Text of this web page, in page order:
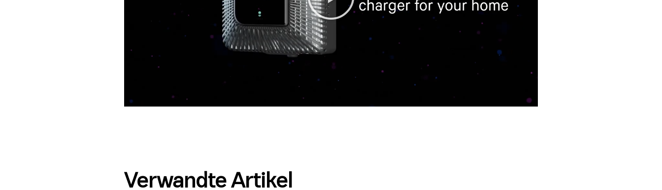
Verwandte Artikel